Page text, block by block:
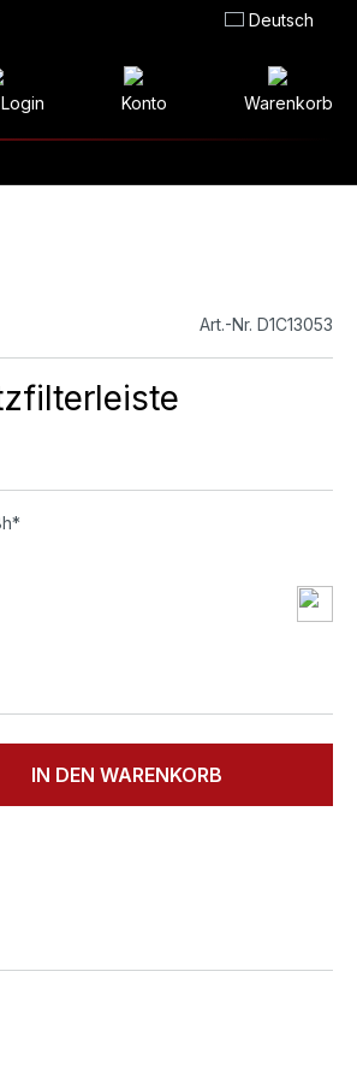
Deutsch
Konto Warenkorb
Art.-Nr. D1C13053
gewünschten Wert
IN DEN WARENKORB